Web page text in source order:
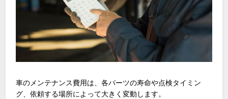
車のメンテナンス費用は、各パーツの寿命や点検タイミン
グ、依頼する場所によって大きく変動します。